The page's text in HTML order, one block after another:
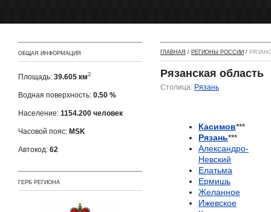
ОБЩАЯ ИНФОРМАЦИЯ
Площадь: 39.605 км2
Водная поверхность: 0.50 %
Население: 1154.200 человек
Часовой пояс: MSK
Автокод: 62
ГЕРБ РЕГИОНА
ГЛАВНАЯ / РЕГИОНЫ РОССИИ /
Рязанская область
Столица: Рязань
Касимов***
Рязань***
Александро-
Невский
Елатьма
Ермишь
Желанное
Ижевское